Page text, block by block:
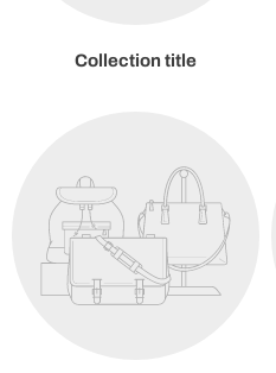
Collection title